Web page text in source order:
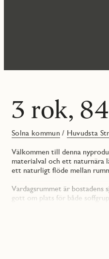
3 rok,
Solna kommun / Huvudsta
Välkommen till denna
materialval och ett naturnära
ett naturligt flöde mellan
Vardagsrummet är
gott om plats för både